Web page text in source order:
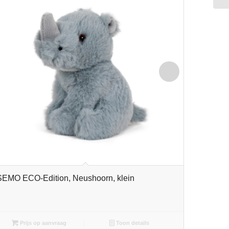
ECO-Edition, Neushoorn, klein
Prijs op aanvraag Toon details